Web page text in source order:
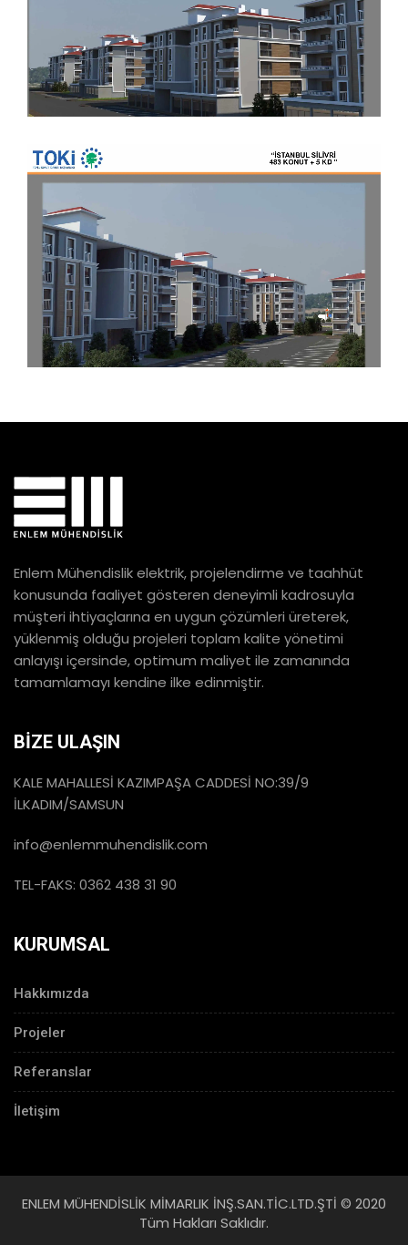
Enlem Mühendislik elektrik, projelendirme ve taahhüt
konusunda faaliyet gösteren deneyimli kadrosuyla
müşteri ihtiyaçlarına en uygun çözümleri üreterek,
yüklenmiş olduğu projeleri toplam kalite yönetimi
anlayışı içersinde, optimum maliyet ile zamanında
tamamlamayı kendine ilke edinmiştir.
BİZE ULAŞIN
KALE MAHALLESİ KAZIMPAŞA CADDESİ NO:39/9
İLKADIM/SAMSUN
info@enlemmuhendislik.com
TEL-FAKS: 0362 438 31 90
KURUMSAL
Hakkımızda
Projeler
Referanslar
İletişim
ENLEM MÜHENDİSLİK MİMARLIK İNŞ.SAN.TİC.LTD.ŞTİ © 2020
Tüm Hakları Saklıdır.